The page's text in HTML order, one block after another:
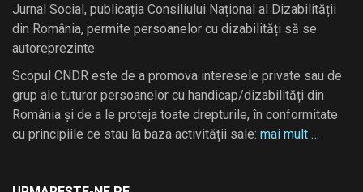
Jurnal Social, publicația Consiliului Național al Dizabilității
din România, permite persoanelor cu dizabilități să se
autoreprezinte.
Scopul CNDR este de a promova interesele private sau de
grup ale tuturor persoanelor cu handicap/dizabilități din
România și de a le proteja toate drepturile, în conformitate
cu principiile ce stau la baza activității sale: mai mult …